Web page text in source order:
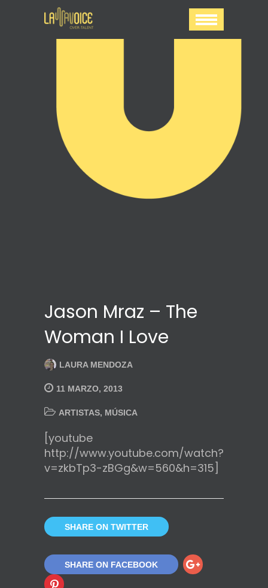
Jason Mraz – The
Woman I Love
LAURA MENDOZA
11 MARZO, 2013
ARTISTAS, MÚSICA
[youtube
http://www.youtube.com/watch?
v=zkbTp3-zBGg&w=560&h=315]
SHARE ON TWITTER
SHARE ON FACEBOOK